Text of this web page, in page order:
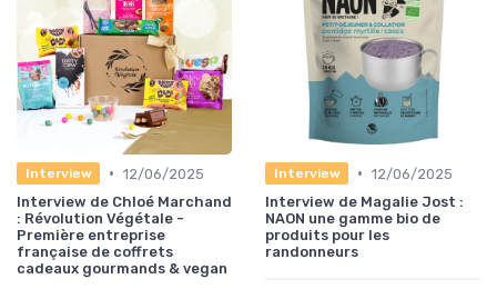
Interview • 12/06/2025
Interview de Chloé Marchand
: Révolution Végétale -
Première entreprise
française de coffrets
cadeaux gourmands & vegan
Interview • 12/06/2025
Interview de Magalie Jost :
NAON une gamme bio de
produits pour les
randonneurs